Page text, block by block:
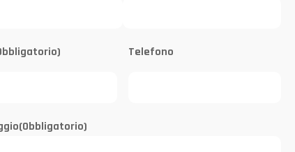
Telefono
(Obbligatorio)